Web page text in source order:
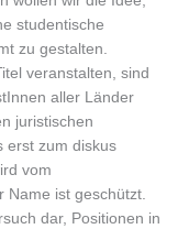
studentische
zu gestalten.
veranstalten, sind
aller Länder
juristischen
erst zum diskus
vom
Name ist geschützt.
dar, Positionen in